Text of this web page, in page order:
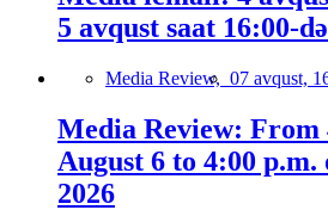
5 avqust saat 16:00-
Media Review, 07 avqust,
Media Review: From
August 6 to 4:00 p.m.
2026